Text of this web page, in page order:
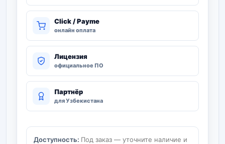
Click / Payme
онлайн оплата
Лицензия
официальное ПО
Партнёр
для Узбекистана
Доступность: Под заказ — уточните наличие и